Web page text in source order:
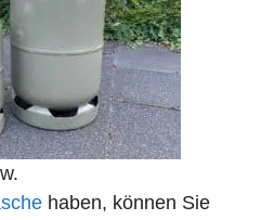
haben, können Sie